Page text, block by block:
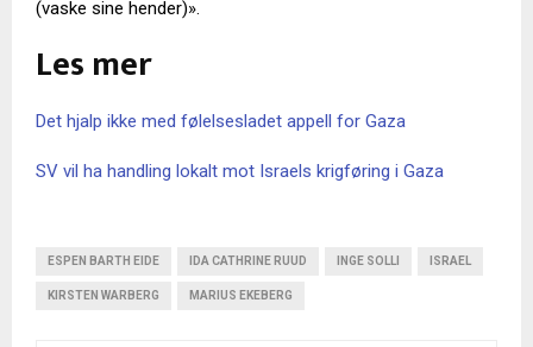
(vaske sine hender)».
Les mer
Det hjalp ikke med følelsesladet appell for Gaza
SV vil ha handling lokalt mot Israels krigføring i Gaza
ESPEN BARTH EIDE IDA CATHRINE RUUD INGE SOLLI ISRAEL
KIRSTEN WARBERG MARIUS EKEBERG